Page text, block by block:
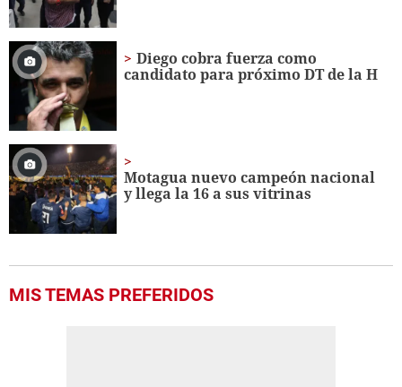
Diego cobra fuerza como
candidato para próximo DT de la H
Motagua nuevo campeón nacional
y llega la 16 a sus vitrinas
MIS TEMAS PREFERIDOS